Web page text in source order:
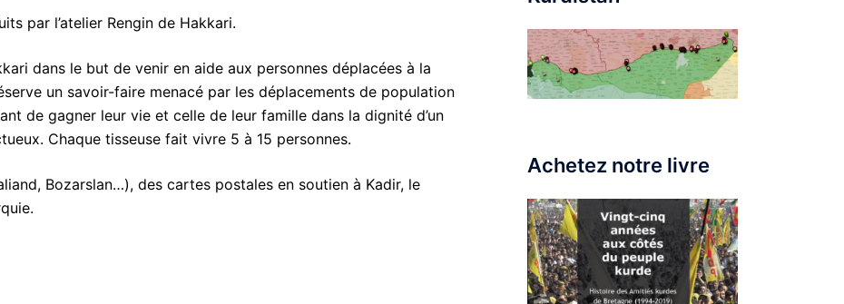
par l’atelier Rengin de Hakkari.
dans le but de venir en aide aux personnes déplacées à la
un savoir-faire menacé par les déplacements de population
de gagner leur vie et celle de leur famille dans la dignité d’un
Chaque tisseuse fait vivre 5 à 15 personnes.
Bozarslan…), des cartes postales en soutien à Kadir, le
Achetez notre livre